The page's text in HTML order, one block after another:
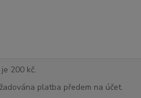
200 kč.
platba předem na účet.